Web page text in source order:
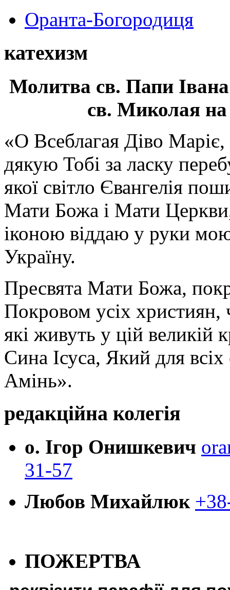
Оранта-Богородиця
катехизм
Молитва св. Папи
св. Миколая на
«О Всеблагая Діво
дякую Тобі за ласку
якої світло Євангелія
Мати Божа і Мати
іконою віддаю у руки
Україну.
Пресвята Мати Божа,
Покровом усіх християн,
які живуть у цій великій
Сина Ісуса, Який для
Амінь».
редакційна колегія
о. Ігор Онишкевич
31-57
Любов Михайлюк
ПОЖЕРТВА